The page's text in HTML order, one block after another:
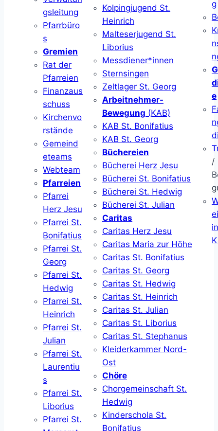
gsleitung
Pfarrbüro
s
Gremien
Rat der
Pfarreien
Finanzaus
schuss
Kirchenvo
rstände
Gemeind
eteams
Webteam
Pfarreien
Pfarrei
Herz Jesu
Pfarrei St.
Bonifatius
Pfarrei St.
Georg
Pfarrei St.
Hedwig
Pfarrei St.
Heinrich
Pfarrei St.
Julian
Pfarrei St.
Laurentiu
s
Pfarrei St.
Liborius
Pfarrei St.
Kolpingjugend St.
Heinrich
Malteserjugend St.
Liborius
Messdiener*innen
Sternsingen
Zeltlager St. Georg
Arbeitnehmer-
Bewegung (KAB)
KAB St. Bonifatius
KAB St. Georg
Büchereien
Bücherei Herz Jesu
Bücherei St. Bonifatius
Bücherei St. Hedwig
Bücherei St. Julian
Caritas
Caritas Herz Jesu
Caritas Maria zur Höhe
Caritas St. Bonifatius
Caritas St. Georg
Caritas St. Hedwig
Caritas St. Heinrich
Caritas St. Julian
Caritas St. Liborius
Caritas St. Stephanus
Kleiderkammer Nord-
Ost
Chöre
Chorgemeinschaft St.
Hedwig
Kinderschola St.
Bonifatius
g
e
/